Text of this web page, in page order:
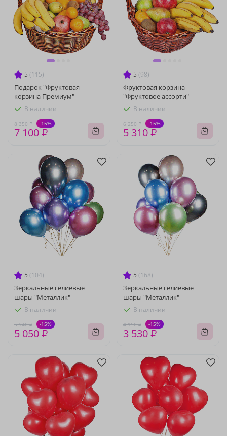
5 (115)
Подарок "Фруктовая
корзина Премиум"
В наличии
8 350 ₽ -15%
7 100 ₽
5 (98)
Фруктовая корзина
"Фруктовое ассорти"
В наличии
6 250 ₽ -15%
5 310 ₽
5 (104)
Зеркальные гелиевые
шары "Металлик"
В наличии
5 940 ₽ -15%
5 050 ₽
5 (168)
Зеркальные гелиевые
шары "Металлик"
В наличии
4 150 ₽ -15%
3 530 ₽